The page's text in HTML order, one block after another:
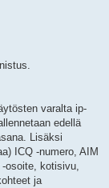
varalta ip-
edellä
Lisäksi
ICQ -numero, AIM
osoite, kotisivu,
ja